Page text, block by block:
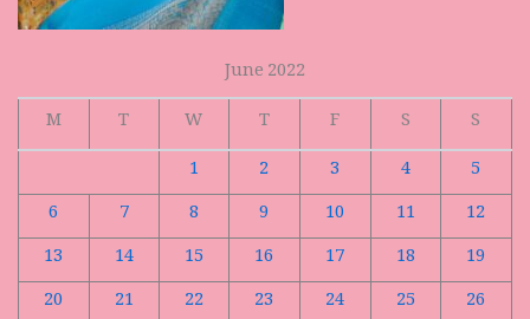
June 2022
M
T W T F S
S
1
2 3 4
5
6
7 8 9 10 11
12
13
14 15 16 17 18
19
20
21 22 23 24 25
26